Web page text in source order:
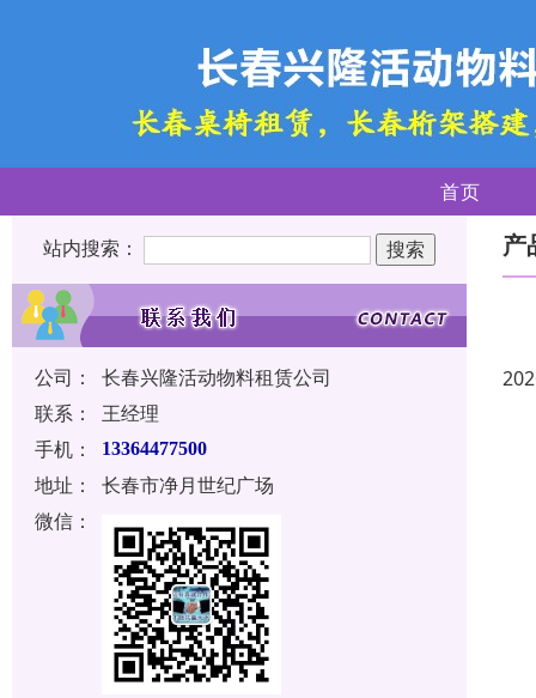
首页
站内搜索：
公司：
长春兴隆活动物料租赁公司
联系：
王经理
手机：
13364477500
地址：
长春市净月世纪广场
微信：
产